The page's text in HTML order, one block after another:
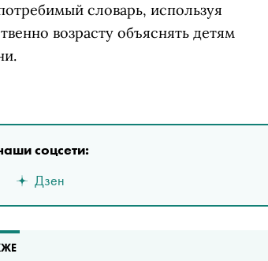
словарь, используя
возрасту объяснять детям
соцсети:
Дзен